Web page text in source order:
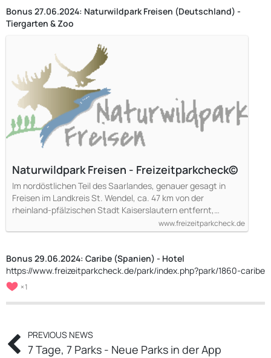
Bonus 27.06.2024: Naturwildpark Freisen (Deutschland) -
Tiergarten & Zoo
Naturwildpark Freisen - Freizeitparkcheck©
Im nordöstlichen Teil des Saarlandes, genauer gesagt in
Freisen im Landkreis St. Wendel, ca. 47 km von der
rheinland-pfälzischen Stadt Kaiserslautern entfernt,…
www.freizeitparkcheck.de
Bonus 29.06.2024: Caribe (Spanien) - Hotel
https://www.freizeitparkcheck.de/park/index.php?park/1860-caribe
1
PREVIOUS NEWS
7 Tage, 7 Parks - Neue Parks in der App